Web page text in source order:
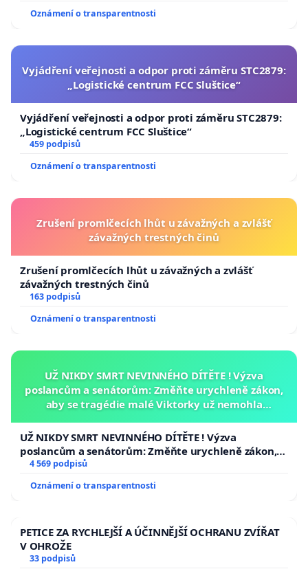
republiky
Oznámení o transparentnosti
Vyjádření veřejnosti a odpor proti záměru STC2879:
„Logistické centrum FCC Sluštice“
Vyjádření veřejnosti a odpor proti záměru STC2879:
„Logistické centrum FCC Sluštice“
459 podpisů
Oznámení o transparentnosti
Zrušení promlčecích lhůt u závažných a zvlášť
závažných trestných činů
Zrušení promlčecích lhůt u závažných a zvlášť
závažných trestných činů
163 podpisů
Oznámení o transparentnosti
UŽ NIKDY SMRT NEVINNÉHO DÍTĚTE ! Výzva
poslancům a senátorům: Změňte urychleně zákon,
aby se tragédie malé Viktorky už nemohla
UŽ NIKDY SMRT NEVINNÉHO DÍTĚTE ! Výzva
poslancům a senátorům: Změňte urychleně zákon,
aby se tragédie malé Viktorky už nemohla opakovat!
4 569 podpisů
Oznámení o transparentnosti
PETICE ZA RYCHLEJŠÍ A ÚČINNĚJŠÍ OCHRANU ZVÍŘAT
V OHROŽE
33 podpisů